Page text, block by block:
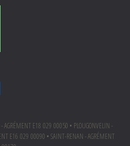
E18 029 00050 • PLOUGONVELIN -
E16 029 00090 • SAINT-RENAN - AGRÉMENT